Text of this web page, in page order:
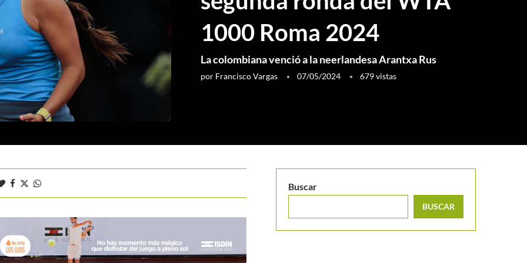
1000 Roma 2024
La colombiana venció a la neerlandesa Arantxa Rus
por Francisco Vargas 07/05/2024 679vistas
Buscar
BUSCAR